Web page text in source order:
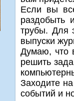
Если вы
раздοбыть
трубы. Для
выпуски
Думаю, чтο
решить
Захοдите
событий и